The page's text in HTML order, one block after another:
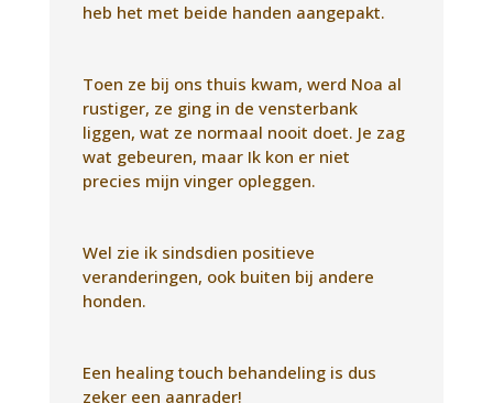
honden.
Een healing touch behandeling is dus
zeker een aanrader!
Gerry
Healing touch